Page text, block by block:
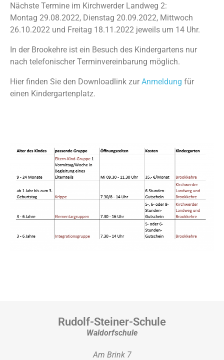
Nächste Termine im Kirchwerder Landweg 2:
Montag 29.08.2022, Dienstag 20.09.2022, Mittwoch
26.10.2022 und Freitag 18.11.2022 jeweils um 14 Uhr.
In der Brookehre ist ein Besuch des Kindergartens nur
nach telefonischer Terminvereinbarung möglich.
Hier finden Sie den Downloadlink zur Anmeldung für
einen Kindergartenplatz.
Rudolf-Steiner-Schule
Waldorfschule
Am Brink 7